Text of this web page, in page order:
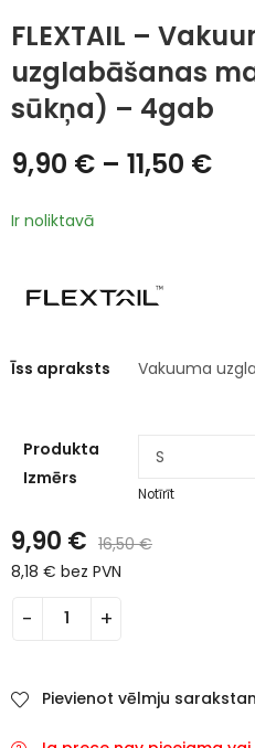
FLEXTAIL –
uzglabāšanas
sūkņa) – 4gab
9,90 € – 11,50 €
Ir noliktavā
Īss apraksts Vakuuma
Produkta
Izmērs
Notīrīt
9,90 € 16,50€
8,18 € bez PVN
Pievienot vēlmju